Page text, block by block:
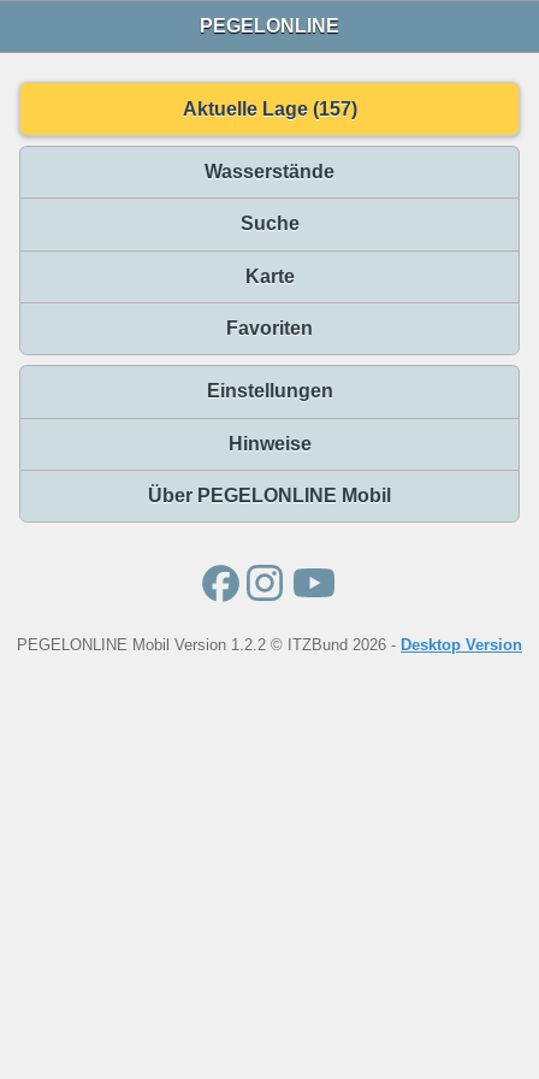
PEGELONLINE
Aktuelle Lage (157)
Wasserstände
Suche
Karte
Favoriten
Einstellungen
Hinweise
Über PEGELONLINE Mobil
PEGELONLINE Mobil Version 1.2.2 © ITZBund 2026 - Desktop Version